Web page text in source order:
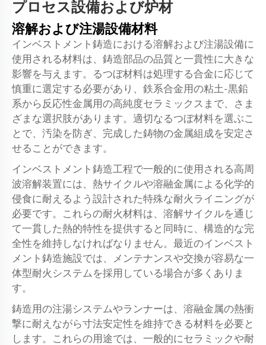
プロセス設備および炉材
溶解および注湯設備材料
インベストメント鋳造における溶解および注湯設備に
使用される材料は、鋳造部品の品質と一貫性に大きな
影響を与えます。るつぼ材料は処理する合金に応じて
慎重に選定する必要があり、鉄系合金用の粘土-黒鉛
系から反応性金属用の高純度セラミックスまで、さま
ざまな選択肢があります。適切なるつぼ材料を選ぶこ
とで、汚染を防ぎ、完成した鋳物の金属組成を安定さ
せることができます。
インベストメント鋳造工程で一般的に使用される高周
波溶解装置には、熱サイクルや溶融金属による化学的
侵食に耐えるよう設計された特殊な耐火ライニングが
必要です。これらの耐火材料は、溶解サイクルを通じ
て一貫した熱的特性を提供すると同時に、構造的な完
全性を維持しなければなりません。最近のインベスト
メント鋳造施設では、メンテナンスや交換が容易な一
体型耐火システムを採用している場合が多くありま
す。
鋳造用の注湯システムやランナーは、溶融金属の熱衝
撃に耐えながら寸法安定性を維持できる材料を必要と
します。これらの用途では、一般的にセラミックや耐